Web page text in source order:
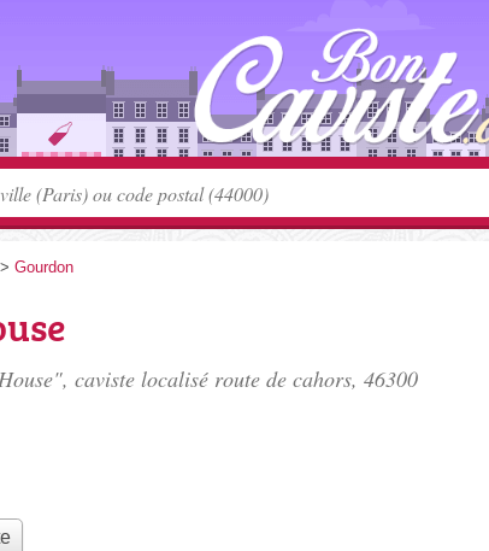
> Gourdon
caviste localisé route de cahors, 46300